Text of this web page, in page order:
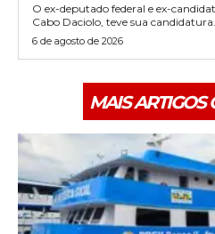
O ex-deputado federal e ex-
Cabo Daciolo, teve sua candidatura...
6 de agosto de 2026
MAIS ARTIGOS